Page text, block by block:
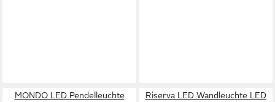
MONDO LED Pendelleuchte
Riserva LED Wandleuchte LED